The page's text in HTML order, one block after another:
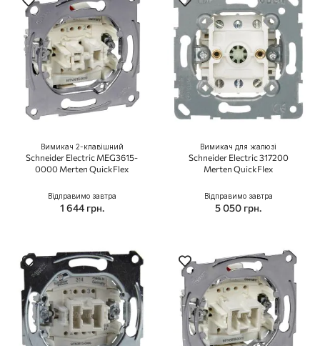
Вимикач 2-клавішний
Schneider Electric MEG3615-
0000 Merten QuickFlex
Відправимо завтра
1 644 грн.
Вимикач для жалюзі
Schneider Electric 317200
Merten QuickFlex
Відправимо завтра
5 050 грн.